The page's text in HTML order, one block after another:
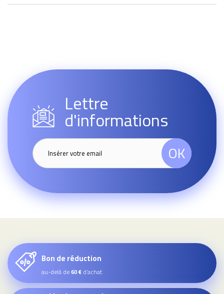
Lettre
d'informations
OK
Bon de réduction
au-delà de60 € d’achat